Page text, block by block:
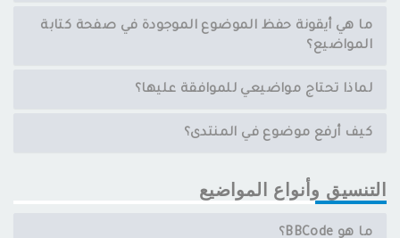
ما هي أيقونة حفظ الموضوع الموجودة في صفحة كتابة
المواضيع؟
لماذا تحتاج مواضيعي للموافقة عليها؟
كيف أرفع موضوع في المنتدى؟
التنسيق وأنواع المواضيع
ما هو BBCode؟